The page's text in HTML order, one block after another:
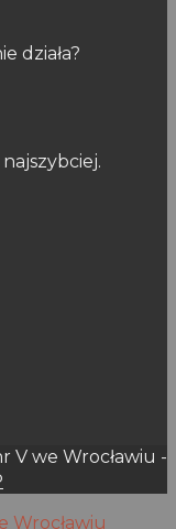
działa?
V we Wrocławiu -